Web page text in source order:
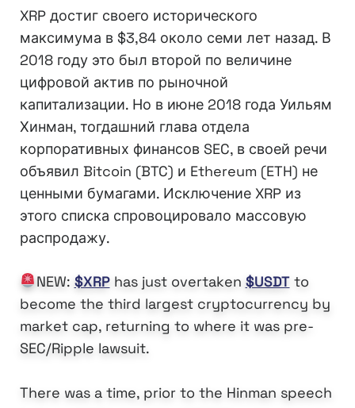
XRP достиг своего исторического
максимума в $3,84 около семи лет назад. В
2018 году это был второй по величине
цифровой актив по рыночной
капитализации. Но в июне 2018 года Уильям
Хинман, тогдашний глава отдела
корпоративных финансов SEC, в своей речи
объявил Bitcoin (BTC) и Ethereum (ETH) не
ценными бумагами. Исключение XRP из
этого списка спровоцировало массовую
распродажу.
NEW: $XRPhas just overtaken $USDTto
become the third largest cryptocurrency by
market cap, returning to where it was pre-
SEC/Ripple lawsuit.
There was a time, prior to the Hinman speech